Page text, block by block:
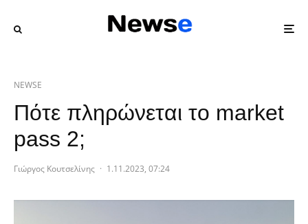
NEWSE
Πότε πληρώνεται το market
pass 2;
Γιώργος Κουτσελίνης · 1.11.2023, 07:24